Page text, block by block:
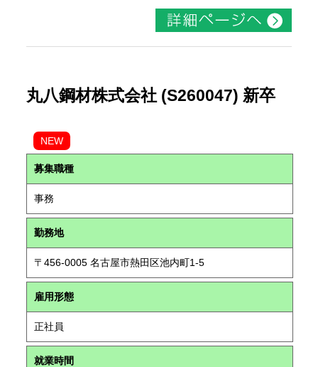
丸八鋼材株式会社 (S260047) 新卒
NEW
募集職種
事務
勤務地
〒456-0005 名古屋市熱田区池内町1-5
雇用形態
正社員
就業時間